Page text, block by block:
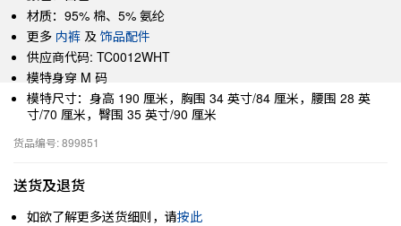
材质：95% 棉、5% 氨纶
更多 内裤 及 饰品配件
供应商代码: TC0012WHT
模特身穿 M 码
模特尺寸：身高 190 厘米，胸围 34 英寸/84 厘米，腰围 28 英
寸/70 厘米，臀围 35 英寸/90 厘米
货品编号: 899851
送货及退货
如欲了解更多送货细则，请按此